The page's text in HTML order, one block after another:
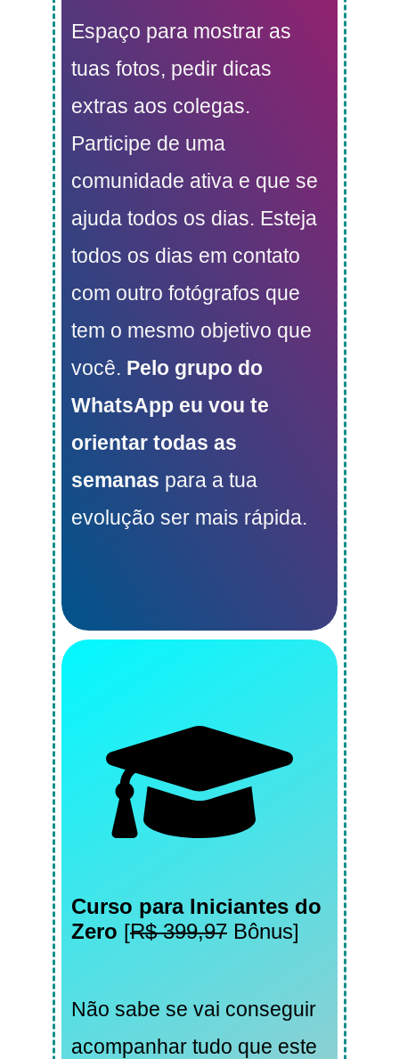
Espaço para mostrar as
tuas fotos, pedir dicas
extras aos colegas.
Participe de uma
comunidade ativa e que se
ajuda todos os dias. Esteja
todos os dias em contato
com outro fotógrafos que
tem o mesmo objetivo que
você. Pelo grupo do
WhatsApp eu vou te
orientar todas as
semanas para a tua
evolução ser mais rápida.
Curso para Iniciantes do
Zero [R$ 399,97 Bônus]
Não sabe se vai conseguir
acompanhar tudo que este